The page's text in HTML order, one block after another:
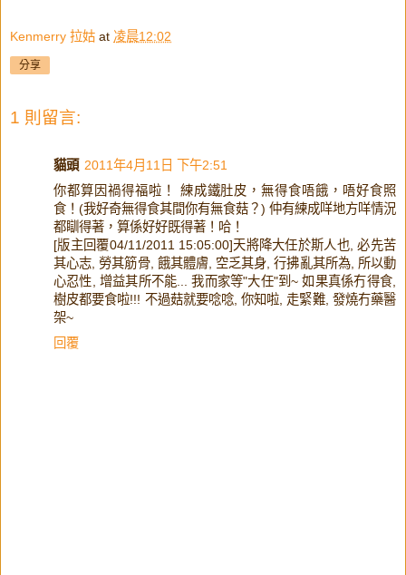
Kenmerry 拉姑 at 凌晨12:02
分享
1 則留言:
貓頭 2011年4月11日 下午2:51
你都算因禍得福啦！ 練成鐵肚皮，無得食唔餓，唔好食照
食！(我好奇無得食其間你有無食菇？) 仲有練成咩地方咩情況
都瞓得著，算係好好既得著！哈！
[版主回覆04/11/2011 15:05:00]天將降大任於斯人也, 必先苦
其心志, 勞其筋骨, 餓其體膚, 空乏其身, 行拂亂其所為, 所以動
心忍性, 增益其所不能... 我而家等"大任"到~ 如果真係冇得食,
樹皮都要食啦!!! 不過菇就要唸唸, 你知啦, 走緊難, 發燒冇藥醫
架~
回覆